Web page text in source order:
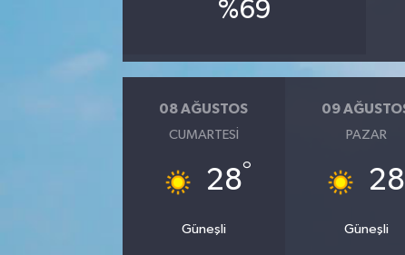
%69
08 AĞUSTOS
CUMARTESI
28°
Güneşli
09
PAZAR
28
Güneşli